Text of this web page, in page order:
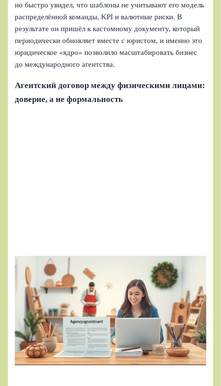
но быстро увидел, что шаблоны не учитывают его модель
распределённой команды, KPI и валютные риски. В
результате он пришёл к кастомному документу, который
периодически обновляет вместе с юристом, и именно это
юридическое «ядро» позволило масштабировать бизнес
до международного агентства.
Агентский договор между физическими лицами:
доверие, а не формальность